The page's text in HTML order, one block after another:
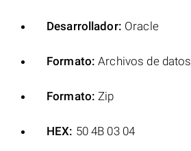
Desarrollador: Oracle
Formato: Archivos de datos
Formato: Zip
HEX: 50 4B 03 04